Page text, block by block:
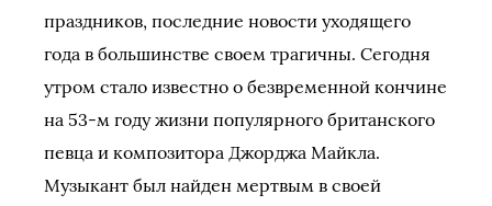
праздников, последние новости уходящего
года в большинстве своем трагичны. Сегодня
утром стало известно о безвременной кончине
на 53-м году жизни популярного британского
певца и композитора Джорджа Майкла.
Музыкант был найден мертвым в своей